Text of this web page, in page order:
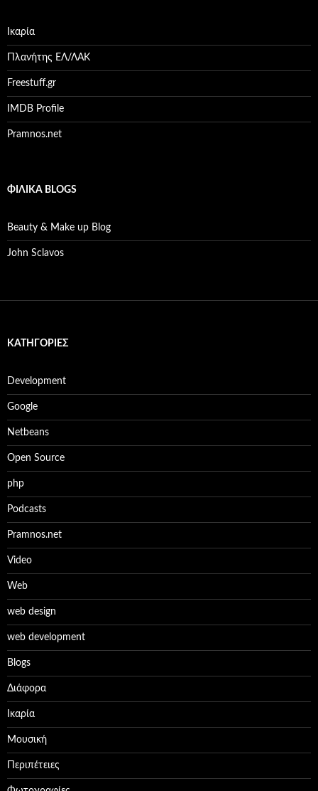
Ικαρία
Πλανήτης ΕΛ/ΛΑΚ
Freestuff.gr
IMDB Profile
Pramnos.net
ΦΙΛΙΚΆ BLOGS
Beauty & Make up Blog
John Sclavos
KΑΤΗΓΟΡΊΕΣ
Development
Google
Netbeans
Open Source
php
Podcasts
Pramnos.net
Video
Web
web design
web development
Βlogs
Διάφορα
Ικαρία
Μουσική
Περιπέτειες